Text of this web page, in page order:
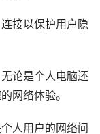
接以保护用户隐
论是个人电脑还
网络体验。
人用户的网络问